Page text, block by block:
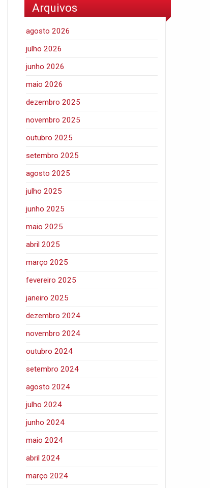
Arquivos
agosto 2026
julho 2026
junho 2026
maio 2026
dezembro 2025
novembro 2025
outubro 2025
setembro 2025
agosto 2025
julho 2025
junho 2025
maio 2025
abril 2025
março 2025
fevereiro 2025
janeiro 2025
dezembro 2024
novembro 2024
outubro 2024
setembro 2024
agosto 2024
julho 2024
junho 2024
maio 2024
abril 2024
março 2024